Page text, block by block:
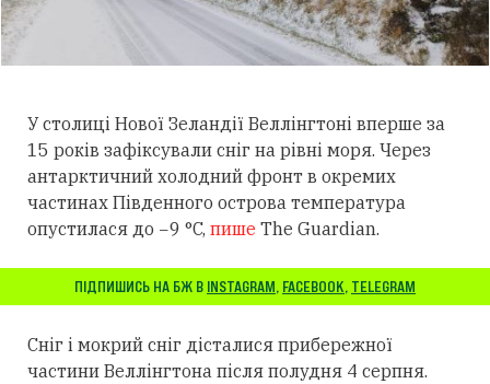
У столиці Нової Зеландії Веллінгтоні вперше за
15 років зафіксували сніг на рівні моря. Через
антарктичний холодний фронт в окремих
частинах Південного острова температура
опустилася до −9 °C, пише The Guardian.
ПІДПИШИСЬ НА БЖ В INSTAGRAM, FACEBOOK, TELEGRAM
Сніг і мокрий сніг дісталися прибережної
частини Веллінгтона після полудня 4 серпня.